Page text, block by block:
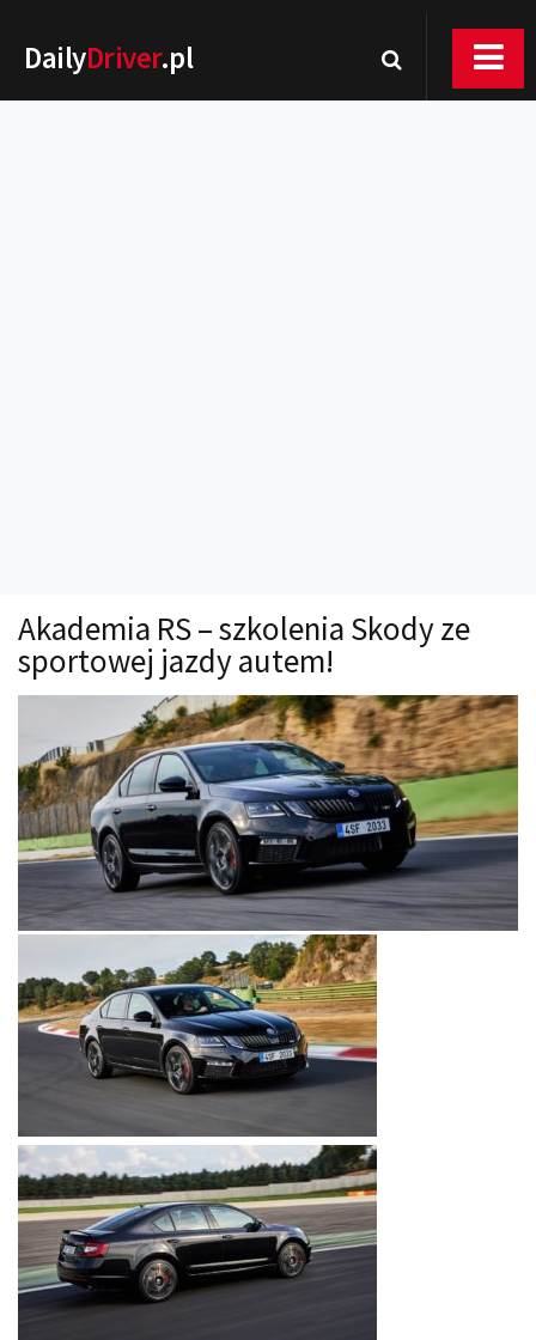
DailyDriver.pl
Technika jazdy
Oświetlenie
Przelicznik mocy
Auto z niemiec
Galerie
Akademia RS – szkolenia Skody ze
sportowej jazdy autem!